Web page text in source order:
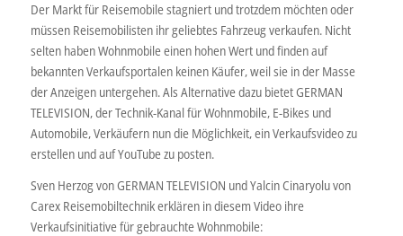
Der Markt für Reisemobile stagniert und trotzdem möchten oder
müssen Reisemobilisten ihr geliebtes Fahrzeug verkaufen. Nicht
selten haben Wohnmobile einen hohen Wert und finden auf
bekannten Verkaufsportalen keinen Käufer, weil sie in der Masse
der Anzeigen untergehen. Als Alternative dazu bietet GERMAN
TELEVISION, der Technik-Kanal für Wohnmobile, E-Bikes und
Automobile, Verkäufern nun die Möglichkeit, ein Verkaufsvideo zu
erstellen und auf YouTube zu posten.
Sven Herzog von GERMAN TELEVISION und Yalcin Cinaryolu von
Carex Reisemobiltechnik erklären in diesem Video ihre
Verkaufsinitiative für gebrauchte Wohnmobile: